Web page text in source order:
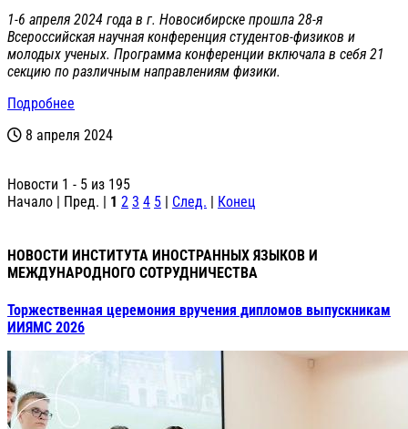
1-6 апреля 2024 года в г. Новосибирске прошла 28-я
Всероссийская научная конференция студентов-физиков и
молодых ученых. Программа конференции включала в себя 21
секцию по различным направлениям физики.
Подробнее
8 апреля 2024
Новости 1 - 5 из 195
Начало | Пред. | 1 2 3 4 5 | След. | Конец
НОВОСТИ ИНСТИТУТА ИНОСТРАННЫХ ЯЗЫКОВ И
МЕЖДУНАРОДНОГО СОТРУДНИЧЕСТВА
Торжественная церемония вручения дипломов выпускникам
ИИЯМС 2026